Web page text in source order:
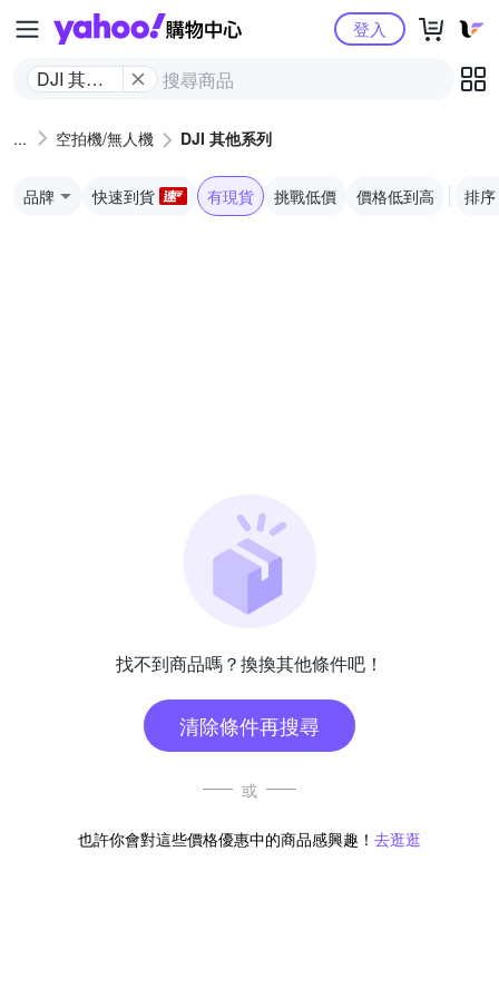
Yahoo購物中心
DJI 其他
登入
空拍機/無人機 DJI 其他系列
品牌 快速到貨 有現貨 挑戰低價 價格低到高 排序
找不到商品嗎？換換其他條件吧！
清除條件再搜尋
或
也許你會對這些價格優惠中的商品感興趣！ 去逛逛